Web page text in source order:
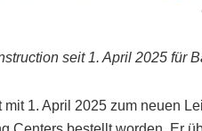
seit 1. April 2025 für
mit 1. April 2025 zum neuen